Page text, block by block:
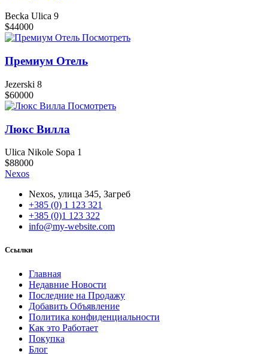
Becka Ulica 9
$44000
Посмотреть
Премиум Отель
Jezerski 8
$60000
Посмотреть
Люкс Вилла
Ulica Nikole Sopa 1
$88000
Nexos
Nexos, улица 345, Загреб
+385 (0) 1 123 321
+385 (0)1 123 322
info@my-website.com
Ссылки
Главная
Недавние Новости
Последние на Продажу
Добавить Объявление
Политика конфиденциальности
Как это Работает
Покупка
Блог